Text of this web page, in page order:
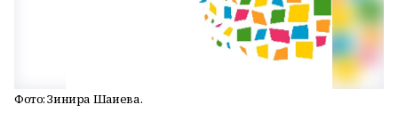
Фото: Зинира Шаһиева.